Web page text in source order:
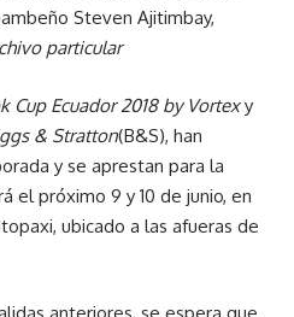
Steven Ajitimbay,
particular
Cup Ecuador 2018 by Vortexy
& Stratton(B&S), han
y se aprestan para la
el próximo 9 y 10 de junio, en
ubicado a las afueras de